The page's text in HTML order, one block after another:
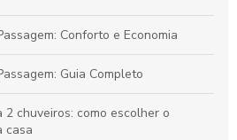
Conforto e Economia
Guia Completo
chuveiros: como escolher o
casa